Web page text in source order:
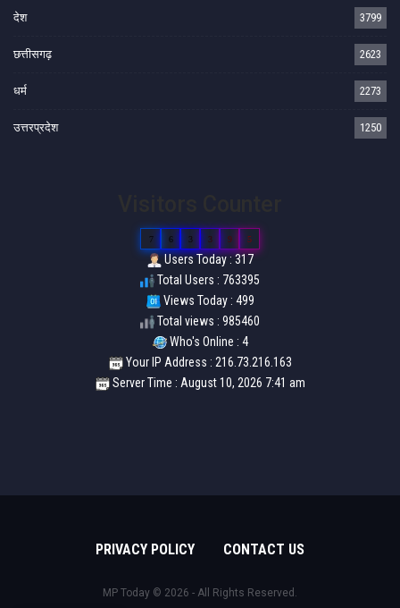
देश 3799
छत्तीसगढ़ 2623
धर्म 2273
उत्तरप्रदेश 1250
7 6 3 3 9 5
Users Today : 317
Total Users : 763395
Views Today : 499
Total views : 985460
Who's Online : 4
Your IP Address : 216.73.216.163
Server Time : August 10, 2026 7:41 am
PRIVACY POLICY CONTACT US
MP Today © 2026 - All Rights Reserved.